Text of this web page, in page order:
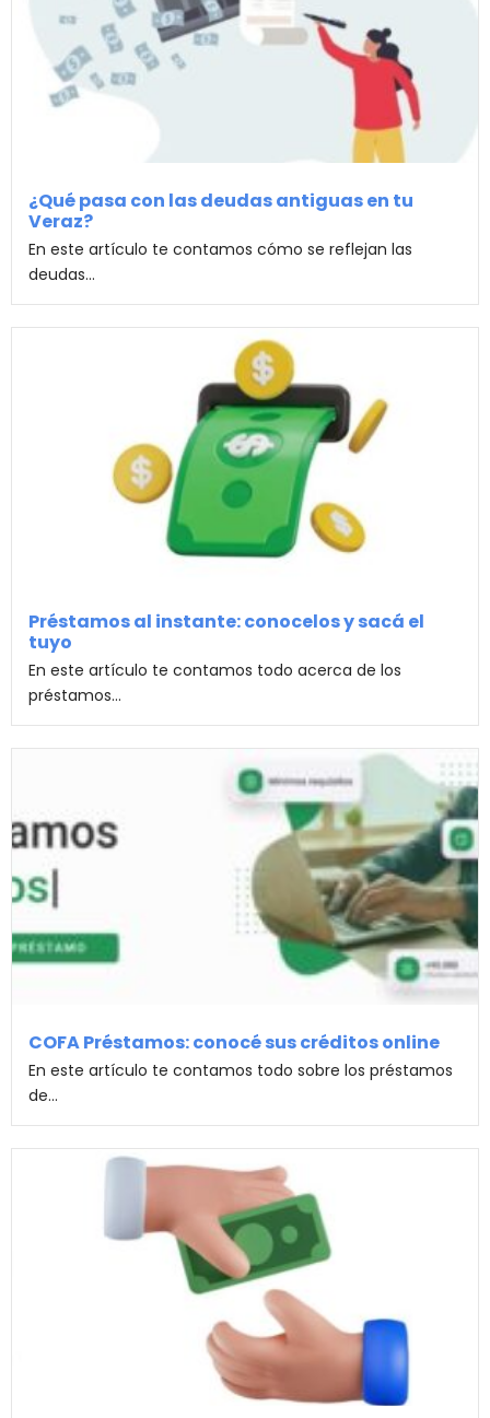
¿Qué pasa con las deudas antiguas en tu
Veraz?
En este artículo te contamos cómo se reflejan las
deudas...
Préstamos al instante: conocelos y sacá el
tuyo
En este artículo te contamos todo acerca de los
préstamos...
COFA Préstamos: conocé sus créditos online
En este artículo te contamos todo sobre los préstamos
de...